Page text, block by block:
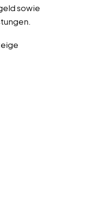
sowie